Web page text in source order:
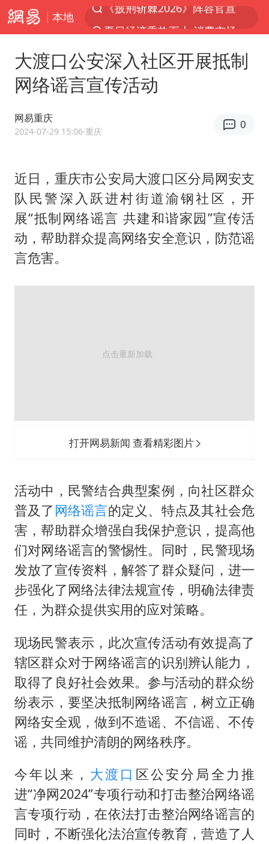
本地
以拒绝“和平委员会”的加沙和平计划
独闯南太行的失联女生最后轨迹已确认
白海豚北上或致京津冀暴雨
全球最大级别运输船通过长江大桥
上门女婿出轨女邻居多年被判重婚罪
国足U17与阿森纳决赛取消 并列冠军
宝妈给四胞胎取名平安喜乐
大渡口公安深入社区开展抵制
网络谣言宣传活动
网易重庆
2024-07-29 15:06·重庆
0
近日，重庆市公安局大渡口区分局网安支
队民警深入跃进村街道渝钢社区，开
展“抵制网络谣言 共建和谐家园”宣传活
动，帮助群众提高网络安全意识，防范谣
言危害。
打开网易新闻 查看精彩图片
活动中，民警结合典型案例，向社区群众
普及了 网络谣言的定义、特点及其社会危
害，帮助群众增强自我保护意识，提高他
们对网络谣言的警惕性。同时，民警现场
发放了宣传资料，解答了群众疑问，进一
步强化了网络法律法规宣传，明确法律责
任，为群众提供实用的应对策略。
现场民警表示，此次宣传活动有效提高了
辖区群众对于网络谣言的识别辨认能力，
取得了良好社会效果。参与活动的群众纷
纷表示，要坚决抵制网络谣言，树立正确
网络安全观，做到不造谣、不信谣、不传
谣，共同维护清朗的网络秩序。
今年以来， 大渡口 区公安分局全力推
进“净网2024”专项行动和打击整治网络谣
言专项行动，在依法打击整治网络谣言的
同时，不断强化法治宣传教育，营造了人